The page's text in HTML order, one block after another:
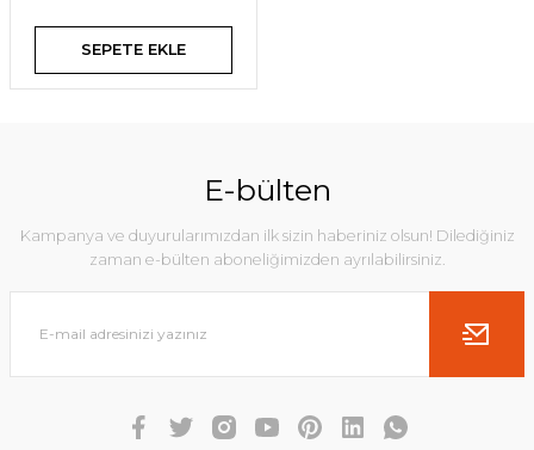
SEPETE EKLE
E-bülten
Kampanya ve duyurularımızdan ilk sizin haberiniz olsun! Dilediğiniz
zaman e-bülten aboneliğimizden ayrılabilirsiniz.